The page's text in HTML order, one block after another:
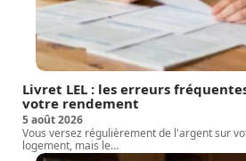
Livret LEL : les erreurs
votre rendement
5 août 2026
Vous versez régulièrement de l'argent sur
logement, mais le…